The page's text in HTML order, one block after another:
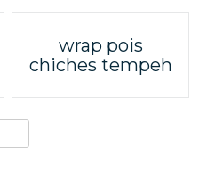
wrap pois
chiches tempeh